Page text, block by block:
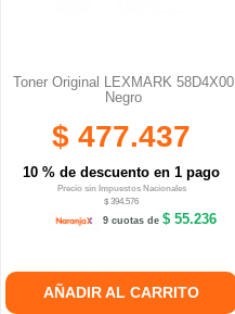
Toner Original LEXMARK 58D4X00
Negro
$ 477.437
10 % de descuento en 1 pago
Precio sin Impuestos Nacionales
$ 394.576
9 cuotas de$ 55.236
AÑADIR AL CARRITO